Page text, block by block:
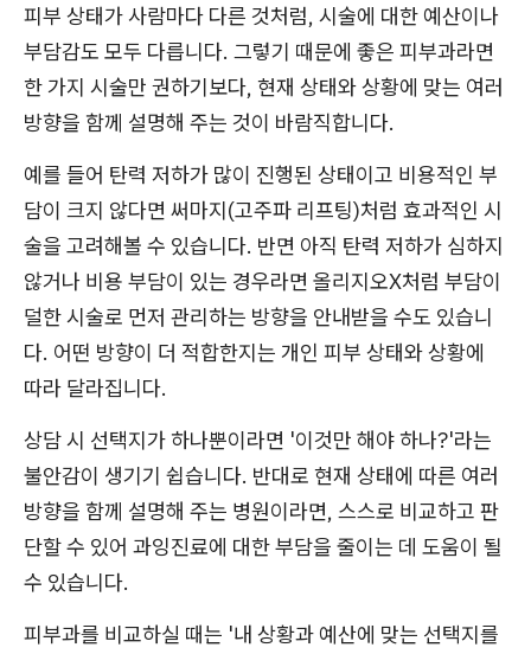
피부 상태가 사람마다 다른 것처럼, 시술에 대한 예산이나
부담감도 모두 다릅니다. 그렇기 때문에 좋은 피부과라면
한 가지 시술만 권하기보다, 현재 상태와 상황에 맞는 여러
방향을 함께 설명해 주는 것이 바람직합니다.
예를 들어 탄력 저하가 많이 진행된 상태이고 비용적인 부
담이 크지 않다면 써마지(고주파 리프팅)처럼 효과적인 시
술을 고려해볼 수 있습니다. 반면 아직 탄력 저하가 심하지
않거나 비용 부담이 있는 경우라면 올리지오X처럼 부담이
덜한 시술로 먼저 관리하는 방향을 안내받을 수도 있습니
다. 어떤 방향이 더 적합한지는 개인 피부 상태와 상황에
따라 달라집니다.
상담 시 선택지가 하나뿐이라면 '이것만 해야 하나?'라는
불안감이 생기기 쉽습니다. 반대로 현재 상태에 따른 여러
방향을 함께 설명해 주는 병원이라면, 스스로 비교하고 판
단할 수 있어 과잉진료에 대한 부담을 줄이는 데 도움이 될
수 있습니다.
피부과를 비교하실 때는 '내 상황과 예산에 맞는 선택지를